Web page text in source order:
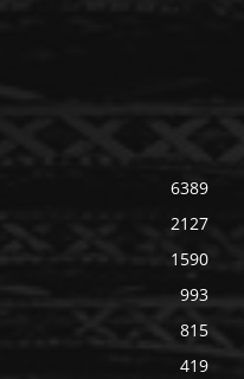
6389
2127
1590
993
815
419